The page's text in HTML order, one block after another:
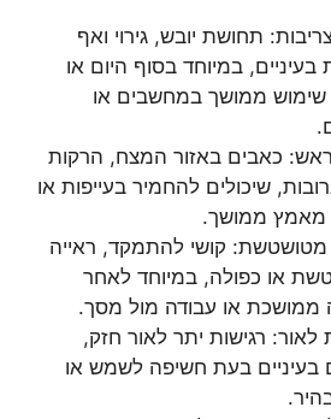
תחושת יובש, גירוי ואף
בעיניים, במיוחד בסוף היום או
ממושך במחשבים או
כאבים באזור המצח, הרקות
שיכולים להחמיר בעייפות או
מאמץ ממושך.
מטושטשת: קושי להתמקד, ראייה
או כפולה, במיוחד לאחר
ממושכת או עבודה מול מסך.
לאור: רגישות יתר לאור חזק,
בעיניים בעת חשיפה לשמש או